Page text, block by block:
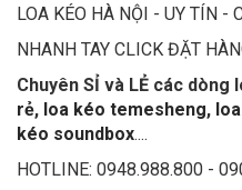
LOA KÉO HÀ NỘI - UY TÍN -
NHANH TAY CLICK ĐẶT
Chuyên SỈ và LẺ các dòng
rẻ, loa kéo temesheng,
kéo soundbox....
HOTLINE: 0948.988.800 -